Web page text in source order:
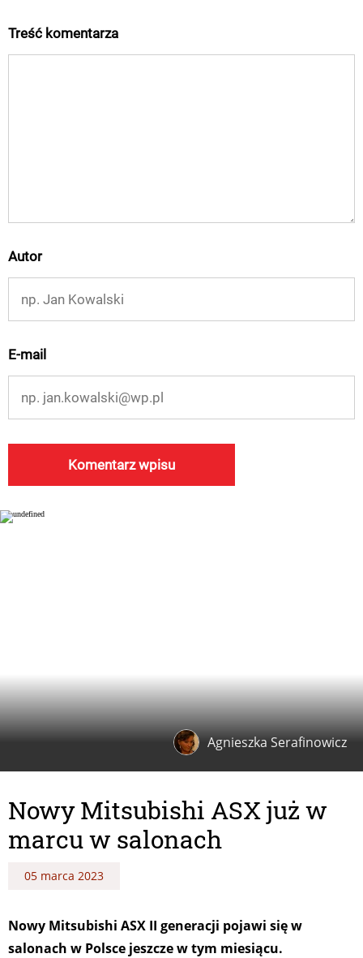
Treść komentarza
Autor
E-mail
Agnieszka Serafinowicz
Nowy Mitsubishi ASX już w
marcu w salonach
05 marca 2023
Nowy Mitsubishi ASX II generacji pojawi się w
salonach w Polsce jeszcze w tym miesiącu.